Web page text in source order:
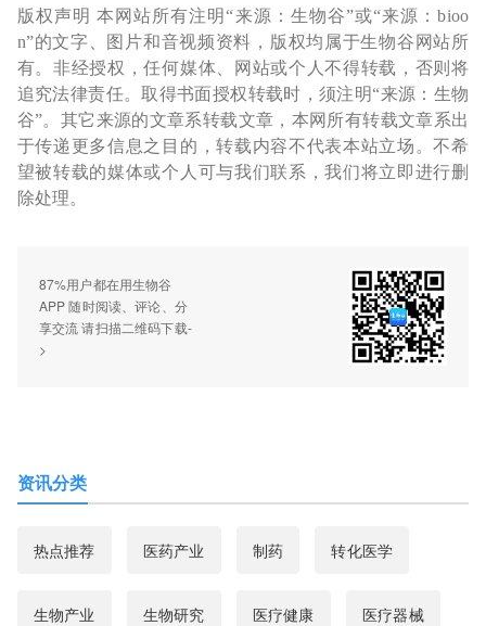
版权声明 本网站所有注明“来源：生物谷”或“来源：bioo
n”的文字、图片和音视频资料，版权均属于生物谷网站所
有。非经授权，任何媒体、网站或个人不得转载，否则将
追究法律责任。取得书面授权转载时，须注明“来源：生物
谷”。其它来源的文章系转载文章，本网所有转载文章系出
于传递更多信息之目的，转载内容不代表本站立场。不希
望被转载的媒体或个人可与我们联系，我们将立即进行删
除处理。
87%用户都在用生物谷
APP 随时阅读、评论、分
享交流 请扫描二维码下载-
>
资讯分类
热点推荐 医药产业 制药 转化医学
生物产业 生物研究 医疗健康 医疗器械